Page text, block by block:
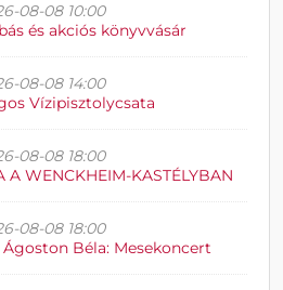
08-08 10:00
és akciós könyvvásár
08-08 14:00
Vízipisztolycsata
08-08 18:00
A WENCKHEIM-KASTÉLYBAN
08-08 18:00
Béla: Mesekoncert